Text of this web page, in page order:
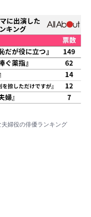
婦役の俳優ランキング